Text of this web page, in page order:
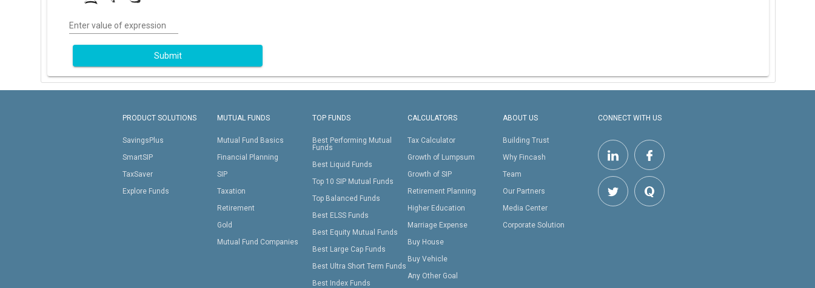
Enter value of expression
Submit
PRODUCT SOLUTIONS
SavingsPlus
SmartSIP
TaxSaver
Explore Funds
MUTUAL FUNDS
Mutual Fund Basics
Financial Planning
SIP
Taxation
Retirement
Gold
Mutual Fund Companies
TOP FUNDS
Best Performing Mutual
Funds
Best Liquid Funds
Top 10 SIP Mutual Funds
Top Balanced Funds
Best ELSS Funds
Best Equity Mutual Funds
Best Large Cap Funds
Best Ultra Short Term Funds
Best Index Funds
CALCULATORS
Tax Calculator
Growth of Lumpsum
Growth of SIP
Retirement Planning
Higher Education
Marriage Expense
Buy House
Buy Vehicle
Any Other Goal
ABOUT US
Building Trust
Why Fincash
Team
Our Partners
Media Center
Corporate Solution
CONNECT WITH US